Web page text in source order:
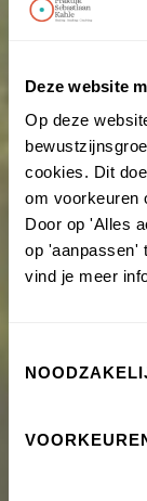
Deze website
Op deze
cookies. Dit
om voorkeuren
Door op 'Alles
op 'aanpassen'
vind je meer